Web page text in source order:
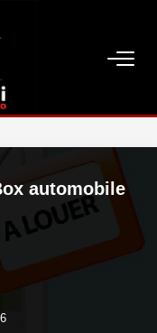
automobile